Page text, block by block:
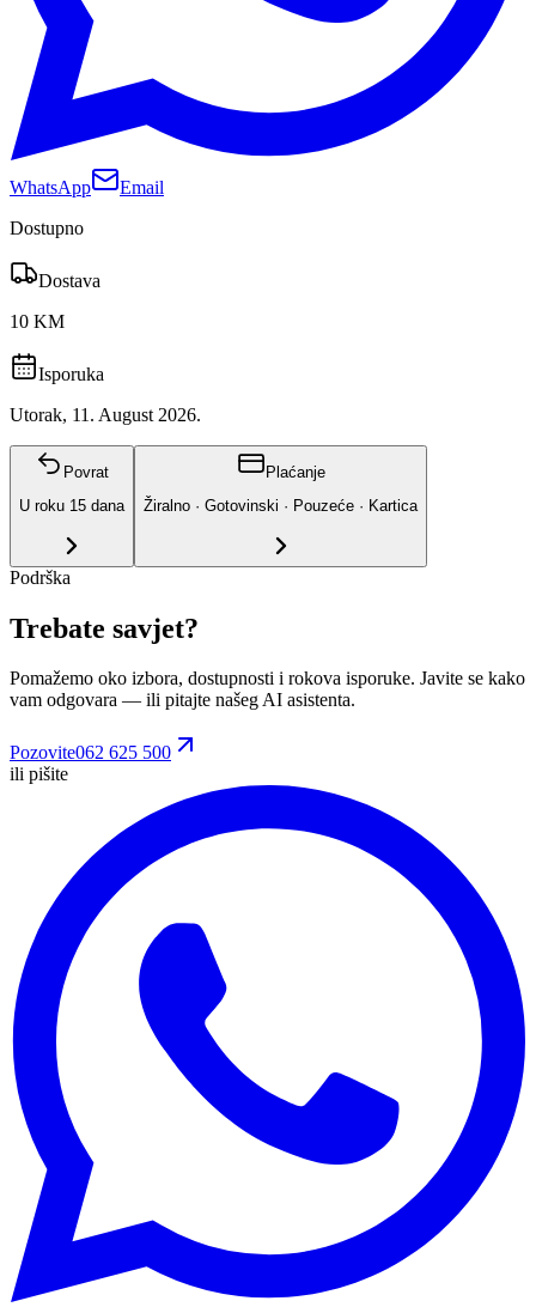
WhatsApp
Email
Dostupno
Dostava
10 KM
Isporuka
Utorak, 11. August 2026.
Povrat
U roku 15 dana
Plaćanje
Žiralno · Gotovinski · Pouzeće · Kartica
Podrška
Trebate savjet?
Pomažemo oko izbora, dostupnosti i rokova isporuke. Javite se kako
vam odgovara — ili pitajte našeg AI asistenta.
Pozovite062 625 500
ili pišite